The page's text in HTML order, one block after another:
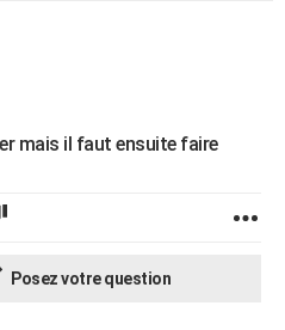
mais il faut ensuite faire
Posez votre question